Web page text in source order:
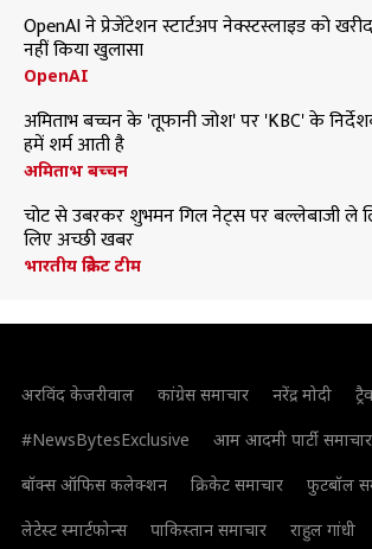
OpenAI ने प्रेजेंटेशन स्टार्टअप नेक्स्टस्लाइड को
नहीं किया खुलासा
OpenAI
अमिताभ बच्चन के 'तूफानी जोश' पर 'KBC' के
हमें शर्म आती है
अमिताभ बच्चन
चोट से उबरकर शुभमन गिल नेट्स पर बल्लेबाजी ले
लिए अच्छी खबर
भारतीय क्रिकेट टीम
अरविंद केजरीवाल कांग्रेस समाचार नरेंद्र मोदी
#NewsBytesExclusive
आम आदमी पार्टी समाचार
बॉक्स ऑफिस कलेक्शन
क्रिकेट समाचार
फुटबॉल
लेटेस्ट स्मार्टफोन्स
पाकिस्तान समाचार राहुल गांधी